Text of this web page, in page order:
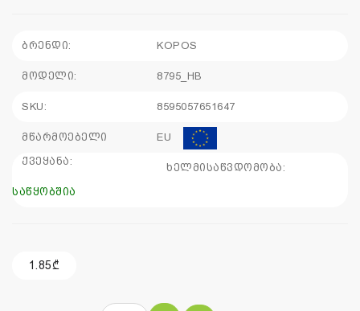
ბრენდი: KOPOS
მოდელი: 8795_HB
SKU: 8595057651647
მწარმოებელი
ქვეყანა:
EU
ხელმისაწვდომობა:
საწყობშია
1.85₾